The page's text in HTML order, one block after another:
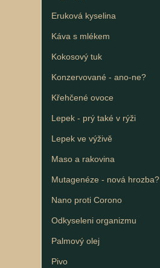
Eruková kyselina
Káva s mlékem
Kokosový tuk
Konzervované - ano-ne?
Křehčené ovoce
Lepek - prý také v rýži
Lepek ve výživě
Maso a rakovina
Mutagenéze - nová hrozba?
Nano proti Corono
Odkyseleni organizmu
Palmový olej
Pivo